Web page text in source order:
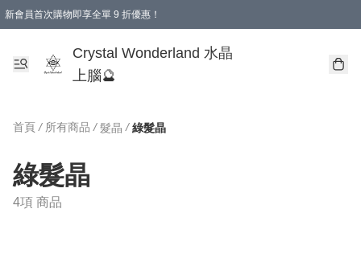
新會員首次購物即享全單 9 折優惠！
Crystal Wonderland 水晶
上腦🔮
首頁 / 所有商品 / 髮晶 / 綠髮晶
綠髮晶
4項 商品